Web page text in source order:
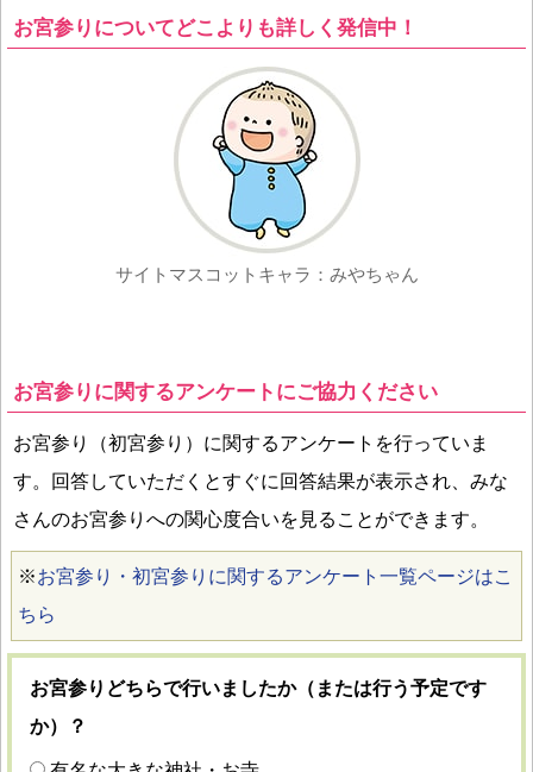
お宮参りについてどこよりも詳しく発信中！
サイトマスコットキャラ：みやちゃん
お宮参りに関するアンケートにご協力ください
お宮参り（初宮参り）に関するアンケートを行っていま
す。回答していただくとすぐに回答結果が表示され、みな
さんのお宮参りへの関心度合いを見ることができます。
※お宮参り・初宮参りに関するアンケート一覧ページはこ
ちら
お宮参りどちらで行いましたか（または行う予定です
か）？